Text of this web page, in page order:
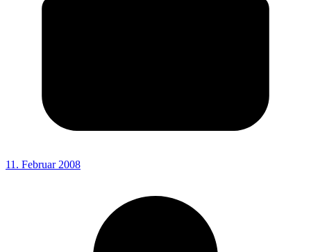
11. Februar 2008